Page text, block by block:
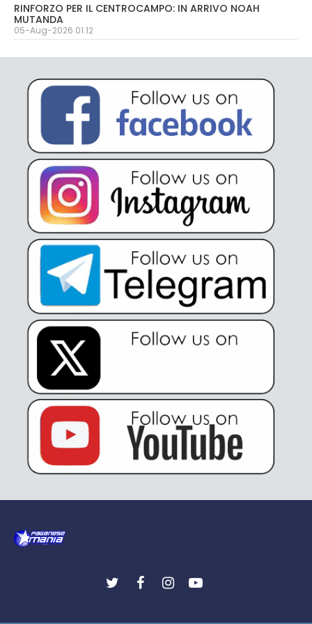
RINFORZO PER IL CENTROCAMPO: IN ARRIVO NOAH
MUTANDA
05-Aug-2026 01:12